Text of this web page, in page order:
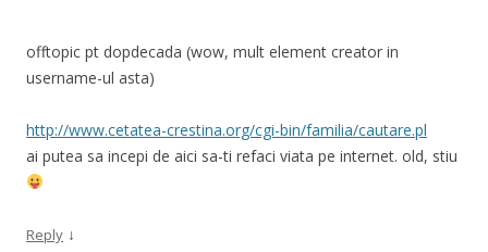
offtopic pt dopdecada (wow, mult element creator in
username-ul asta)
http://www.cetatea-crestina.org/cgi-bin/familia/cautare.pl
ai putea sa incepi de aici sa-ti refaci viata pe internet. old, stiu
Reply ↓